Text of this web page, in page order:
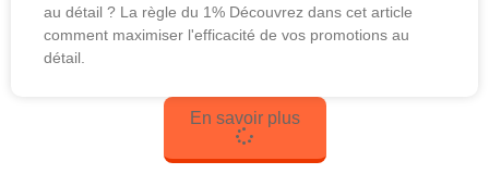
au détail ? La règle du 1% Découvrez dans cet article
comment maximiser l'efficacité de vos promotions au
détail.
En savoir plus